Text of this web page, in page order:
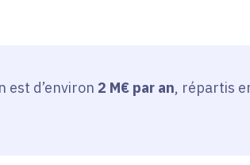
est d’environ 2 M€ par an, répartis